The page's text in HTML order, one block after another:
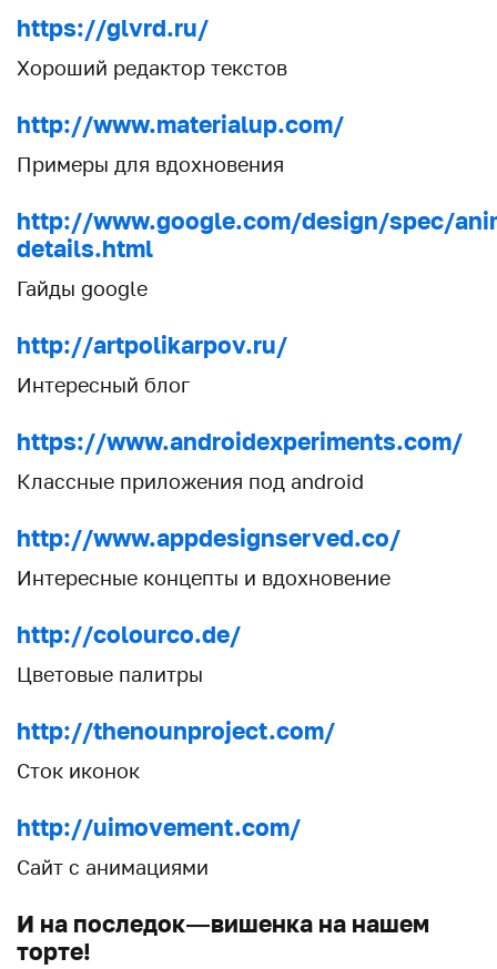
https://glvrd.ru/
Хороший редактор текстов
http://www.materialup.com/
Примеры для вдохновения
http://www.google.com/design/spec/
details.html
Гайды google
http://artpolikarpov.ru/
Интересный блог
https://www.androidexperiments.com/
Классные приложения под android
http://www.appdesignserved.co/
Интересные концепты и вдохновение
http://colourco.de/
Цветовые палитры
http://thenounproject.com/
Cток иконок
http://uimovement.com/
Сайт с анимациями
И на последок — вишенка на нашем
торте!